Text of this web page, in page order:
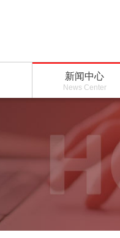
新闻中心
News Center